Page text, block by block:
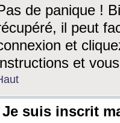
de panique !
il peut
et
et
Je suis inscrit